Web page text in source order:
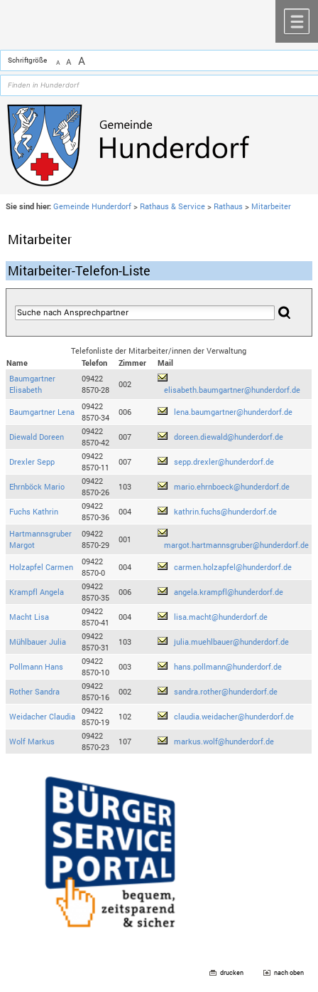
Schriftgröße A A A
Sie sind hier: Gemeinde Hunderdorf > Rathaus & Service > Rathaus > Mitarbeiter
Mitarbeiter
Mitarbeiter-Telefon-Liste
Telefonliste der Mitarbeiter/innen der Verwaltung
Name
Telefon Zimmer
Mail
Baumgartner
Elisabeth
09422
8570-28
002
elisabeth.baumgartner@hunderdorf.de
Baumgartner Lena
09422
8570-34
006 lena.baumgartner@hunderdorf.de
Diewald Doreen
09422
8570-42
007 doreen.diewald@hunderdorf.de
Drexler Sepp
09422
8570-11
007 sepp.drexler@hunderdorf.de
Ehrnböck Mario
09422
8570-26
103 mario.ehrnboeck@hunderdorf.de
Fuchs Kathrin
09422
8570-36
004 kathrin.fuchs@hunderdorf.de
Hartmannsgruber
Margot
09422
8570-29
001
margot.hartmannsgruber@hunderdorf.de
Holzapfel Carmen
09422
8570-0
004 carmen.holzapfel@hunderdorf.de
Krampfl Angela
09422
8570-35
006 angela.krampfl@hunderdorf.de
Macht Lisa
09422
8570-41
004 lisa.macht@hunderdorf.de
Mühlbauer Julia
09422
8570-31
103 julia.muehlbauer@hunderdorf.de
Pollmann Hans
09422
8570-10
003 hans.pollmann@hunderdorf.de
Rother Sandra
09422
8570-16
002 sandra.rother@hunderdorf.de
Weidacher Claudia
09422
8570-19
102 claudia.weidacher@hunderdorf.de
Wolf Markus
09422
8570-23
107 markus.wolf@hunderdorf.de
drucken nach oben